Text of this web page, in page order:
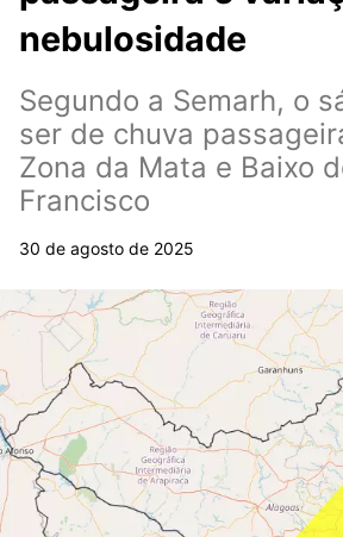
nebulosidade
Segundo a Semarh, o
ser de chuva
Zona da Mata e Baixo
Francisco
30 de agosto de 2025